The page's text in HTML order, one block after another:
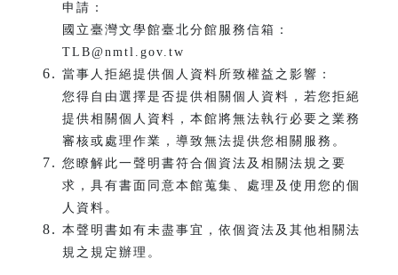
申請：
國立臺灣文學館臺北分館服務信箱：
TLB@nmtl.gov.tw
當事人拒絕提供個人資料所致權益之影響：
您得自由選擇是否提供相關個人資料，若您拒絕
提供相關個人資料，本館將無法執行必要之業務
審核或處理作業，導致無法提供您相關服務。
您瞭解此一聲明書符合個資法及相關法規之要
求，具有書面同意本館蒐集、處理及使用您的個
人資料。
本聲明書如有未盡事宜，依個資法及其他相關法
規之規定辦理。